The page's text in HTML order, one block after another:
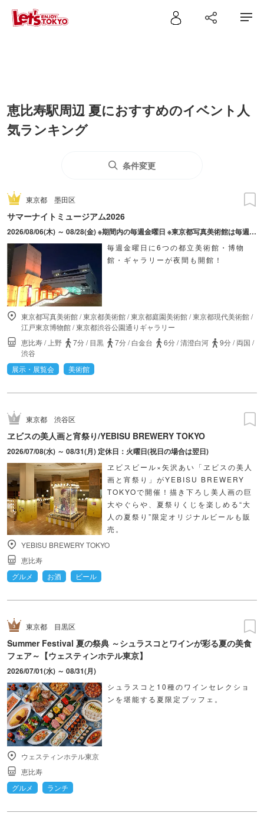
恵比寿駅周辺 夏におすすめのイベント人
気ランキング
条件変更
東京都 墨田区
サマーナイトミュージアム2026
2026/08/06(木) ～ 08/28(金) ※期間内の毎週金曜日 ※東京都写真美術館は毎週木・金曜日に実施。 ※実施日は施設により異なります。
毎週金曜日に6つの都立美術館・博物
館・ギャラリーが夜間も開館！
東京都写真美術館/東京都美術館/東京都庭園美術館/東京都現代美術館/
江戸東京博物館/東京都渋谷公園通りギャラリー
恵比寿/ 上野 7分/目黒 7分/白金台 6分/清澄白河 9分/両国 /
渋谷
展示・展覧会
美術館
東京都 渋谷区
ヱビスの美人画と宵祭り/YEBISU BREWERY TOKYO
2026/07/08(水) ～ 08/31(月) 定休日：火曜日(祝日の場合は翌日)
ヱビスビール×矢沢あい「ヱビスの美人
画と宵祭り」がYEBISU BREWERY
TOKYOで開催！描き下ろし美人画の巨
大やぐらや、夏祭りくじを楽しめる“大
人の夏祭り”限定オリジナルビールも販
売。
YEBISU BREWERY TOKYO
恵比寿
グルメ
お酒 ビール
東京都 目黒区
Summer Festival 夏の祭典 ～シュラスコとワインが彩る夏の美食
フェア～【ウェスティンホテル東京】
2026/07/01(水) ～ 08/31(月)
シュラスコと10種のワインセレクショ
ンを堪能する夏限定ブッフェ。
ウェスティンホテル東京
恵比寿
グルメ
ランチ